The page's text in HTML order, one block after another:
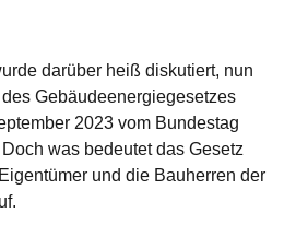
darüber heiß diskutiert, nun
Gebäudeenergiegesetzes
2023 vom Bundestag
was bedeutet das Gesetz
und die Bauherren der